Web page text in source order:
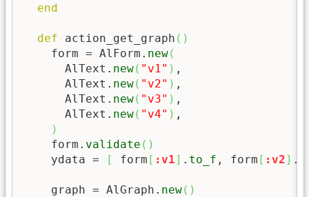
end
def action_get_graph ( )
    form = AlForm.
new(
      AlText.
new( "v1" ) ,
      AlText.
new( "v2" ) ,
      AlText.
new( "v3" ) ,
      AlText.
new( "v4" ) ,
)
    form.
validate ( )
    ydata =
[ form [ :v1] . to_f , form [ :v2] .
    graph = AlGraph.
new( )